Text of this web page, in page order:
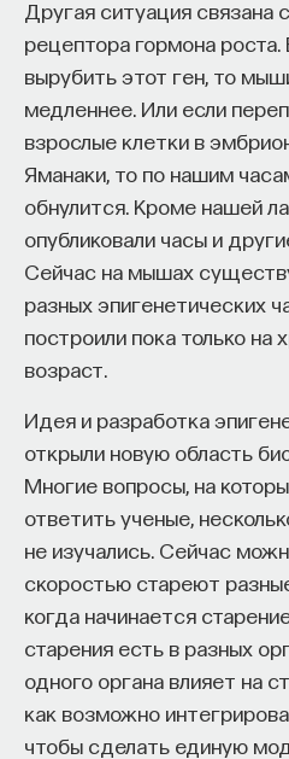
Другая ситуация связана
рецептора гормона роста.
вырубить этот ген, то
медленнее. Или если
взрослые клетки в
Яманаки, то по нашим
обнулится. Кроме нашей
опубликовали часы и
Сейчас на мышах
разных эпигенетических
построили пока только на
возраст.
Идея и разработка
открыли новую область
Многие вопросы, на
ответить ученые,
не изучались. Сейчас
скоростью стареют
когда начинается
старения есть в разных
одного органа влияет на
как возможно
чтобы сделать единую